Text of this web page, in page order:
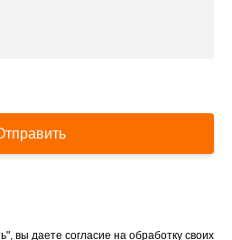
вы даете согласие на обработку своих